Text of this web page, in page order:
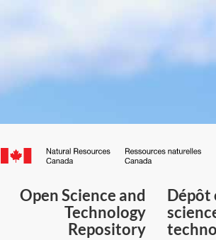
Canada.ca
Open Science and
Technology
Repository
Dépôt